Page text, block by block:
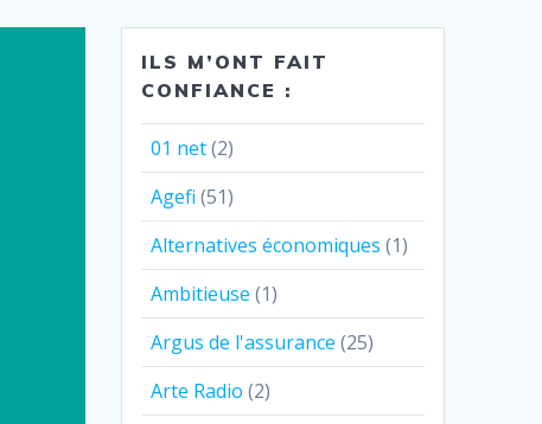
ILS M’ONT FAIT
CONFIANCE :
01 net(2)
Agefi (51)
Alternatives économiques (1)
Ambitieuse (1)
Argus de l'assurance (25)
Arte Radio (2)